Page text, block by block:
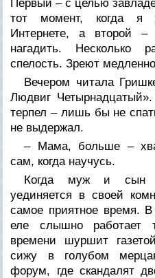
Первый – с целью
тот момент, когда я
Интернете, а второй
нагадить. Несколько
спелость. Зреют
Вечером читала
Людвиг
терпел – лишь бы не
не выдержал.
– Мама, больше –
сам, когда научусь.
Когда муж и сын
уединяется в своей
самое приятное время.
еле слышно работает
времени шуршит
сижу в голубом
форум, где скандалят